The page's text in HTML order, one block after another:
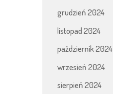
grudzień 2024
listopad 2024
październik 2024
wrzesień 2024
sierpień 2024